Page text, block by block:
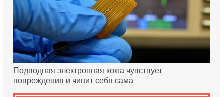
Подводная электронная кожа чувствует
повреждения и чинит себя сама